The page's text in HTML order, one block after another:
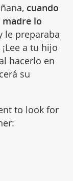
cuando
madre lo
le preparaba
a tu hijo
hacerlo en
su
to look for